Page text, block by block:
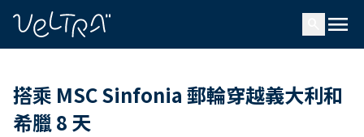
menu
搭乘 MSC Sinfonia 郵輪穿越義大利和
希臘 8 天